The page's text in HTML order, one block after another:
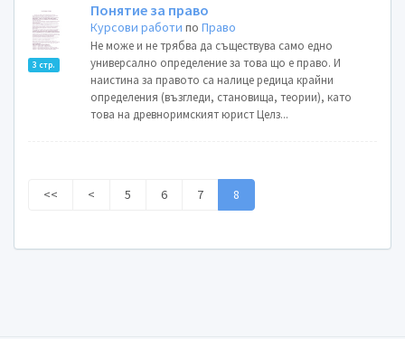
3 стр.
Понятие за право
Курсови работи поПраво
Не може и не трябва да съществува само едно
универсално определение за това що е право. И
наистина за правото са налице редица крайни
определения (възгледи, становища, теории), като
това на древноримският юрист Целз...
<< < 5 6 7 8